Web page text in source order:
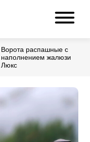
Ворота распашные с
наполнением жалюзи
Люкс